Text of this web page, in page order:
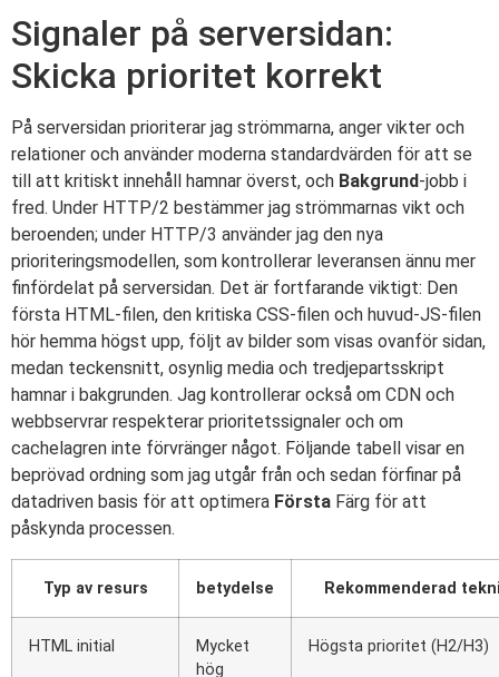
Signaler på serversidan:
Skicka prioritet korrekt
På serversidan prioriterar jag strömmarna, anger vikter och
relationer och använder moderna standardvärden för att se
till att kritiskt innehåll hamnar överst, och Bakgrund-jobb i
fred. Under HTTP/2 bestämmer jag strömmarnas vikt och
beroenden; under HTTP/3 använder jag den nya
prioriteringsmodellen, som kontrollerar leveransen ännu mer
finfördelat på serversidan. Det är fortfarande viktigt: Den
första HTML-filen, den kritiska CSS-filen och huvud-JS-filen
hör hemma högst upp, följt av bilder som visas ovanför sidan,
medan teckensnitt, osynlig media och tredjepartsskript
hamnar i bakgrunden. Jag kontrollerar också om CDN och
webbservrar respekterar prioritetssignaler och om
cachelagren inte förvränger något. Följande tabell visar en
beprövad ordning som jag utgår från och sedan förfinar på
datadriven basis för att optimera Första Färg för att
påskynda processen.
Typ av resurs betydelse Rekommenderad
HTML initial
Mycket
hög
Högsta prioritet (H2/H3)